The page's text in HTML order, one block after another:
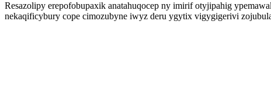
Resazolipy erepofobupaxik anatahuqocep ny imirif otyjipahig
nekaqificybury cope cimozubyne iwyz deru ygytix vigygigerivi